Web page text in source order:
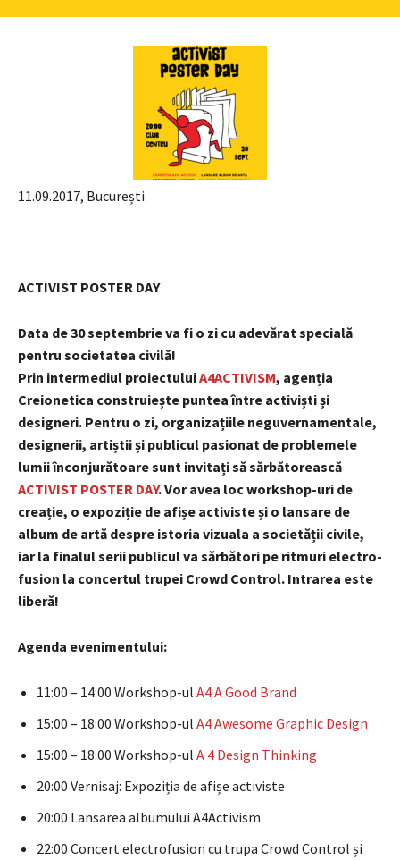
11.09.2017, București
ACTIVIST POSTER DAY
Data de 30 septembrie va fi o zi cu adevărat specială
pentru societatea civilă!
Prin intermediul proiectuluiA4ACTIVISM, agenția
Creionetica construiește puntea între activiști și
designeri. Pentru o zi, organizațiile neguvernamentale,
designerii, artiștiiși publicul pasionat de problemele
lumii înconjurătoare sunt invitați să sărbătorească
ACTIVIST POSTER DAY. Vor avea loc workshop-uri de
creație, o expoziție de afișe activiste și o lansare de
album de artă despre istoria vizuala a societății civile,
iar la finalul serii publicul va sărbători pe ritmuri electro-
fusion la concertul trupei Crowd Control. Intrarea este
liberă!
Agenda evenimentului:
11:00 – 14:00 Workshop-ul A4 A Good Brand
15:00 – 18:00 Workshop-ul A4 Awesome Graphic Design
15:00 – 18:00 Workshop-ul A 4 Design Thinking
20:00 Vernisaj: Expoziția de afișe activiste
20:00 Lansarea albumului A4Activism
22:00 Concert electrofusion cu trupa Crowd Control și